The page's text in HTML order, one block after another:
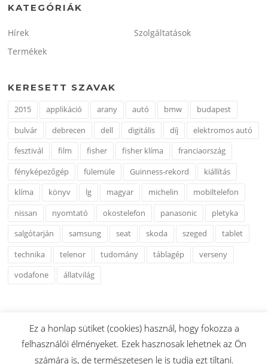
KATEGÓRIÁK
Hírek
Szolgáltatások
Termékek
KERESETT SZAVAK
2015 applikáció arany autó bmw
budapest
bulvár
debrecen dell digitális díj
elektromos autó
fesztivál
film fisher fisher klíma
franciaország
fényképezőgép
fülemüle Guinness-rekord
kiállítás
klíma
könyv lg magyar michelin
mobiltelefon
nissan
nyomtató okostelefon panasonic
pletyka
salgótarján
samsung seat skoda szeged
tablet
technika
telenor tudomány táblagép
verseny
vodafone
állatvilág
Copyright © 2026 www.esshu.hu. Minden Jog Fenntartva.
Ez a honlap sütiket (cookies) használ, hogy fokozza a
felhasználói élményeket. Ezek hasznosak lehetnek az Ön
számára is, de természetesen le is tudja ezt tiltani.